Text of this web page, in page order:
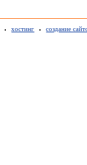
хостинг создание